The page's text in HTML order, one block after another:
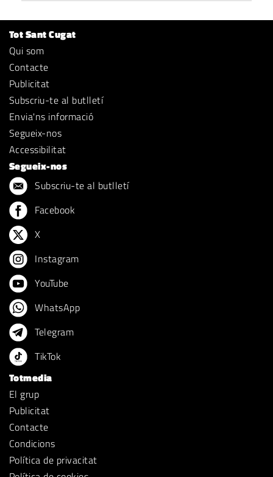
Tot Sant Cugat
Qui som
Contacte
Publicitat
Subscriu-te al butlletí
Envia'ns informació
Segueix-nos
Accessibilitat
Segueix-nos
Subscriu-te al butlletí
Facebook
X
Instagram
YouTube
WhatsApp
Telegram
TikTok
Totmedia
El grup
Publicitat
Contacte
Condicions
Política de privacitat